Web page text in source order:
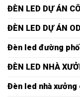
ĐÈN LED DỰ ÁN
ĐÈN LED DỰ ÁN
Đèn led đường
ĐÈN LED NHÀ
Đèn led nhà xưởng